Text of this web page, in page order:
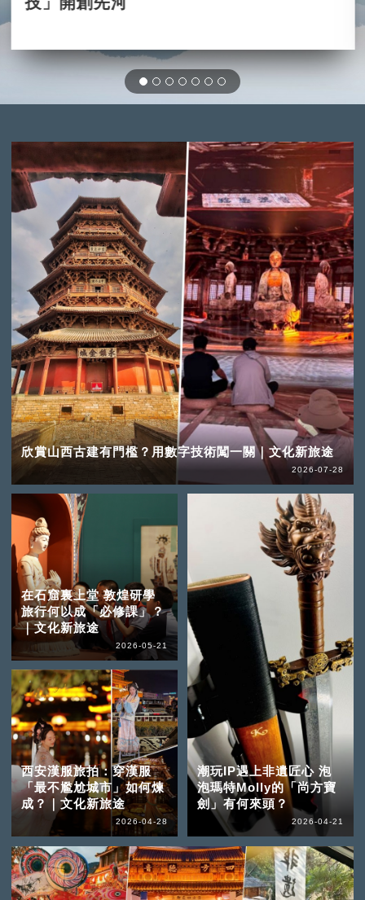
欣賞山西古建有門檻？用數字技術闖一關｜文化新旅途
2026-07-28
在石窟裏上堂 敦煌研學
旅行何以成「必修課」？
｜文化新旅途
2026-05-21
西安漢服旅拍：穿漢服
「最不尷尬城市」如何煉
成？｜文化新旅途
2026-04-28
潮玩IP遇上非遺匠心 泡
泡瑪特Molly的「尚方寶
劍」有何來頭？
2026-04-21